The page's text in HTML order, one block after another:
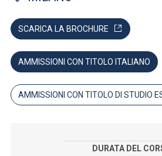
SEI UN DOCENTE O UN MEMBRO DELLO STAFF
ACCEDI A CLOUDMAIL
SCARICA LA BROCHURE
AMMISSIONI CON TITOLO ITALIANO
AMMISSIONI CON TITOLO DI STUDIO
DURATA DEL